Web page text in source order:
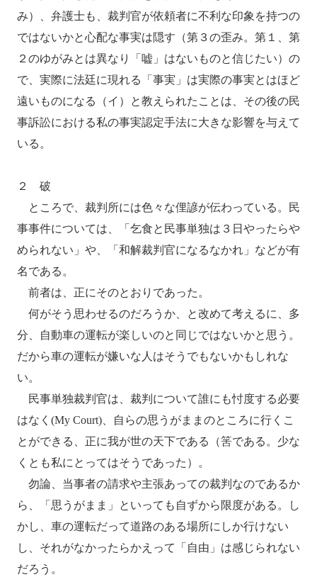
み）、弁護士も、裁判官が依頼者に不利な印象を持つの
ではないかと心配な事実は隠す（第３の歪み。第１、第
２のゆがみとは異なり「嘘」はないものと信じたい）の
で、実際に法廷に現れる「事実」は実際の事実とはほど
遠いものになる（イ）と教えられたことは、その後の民
事訴訟における私の事実認定手法に大きな影響を与えて
いる。
２ 破
ところで、裁判所には色々な俚諺が伝わっている。民
事事件については、「乞食と民事単独は３日やったらや
められない」や、「和解裁判官になるなかれ」などが有
名である。
前者は、正にそのとおりであった。
何がそう思わせるのだろうか、と改めて考えるに、多
分、自動車の運転が楽しいのと同じではないかと思う。
だから車の運転が嫌いな人はそうでもないかもしれな
い。
民事単独裁判官は、裁判について誰にも忖度する必要
はなく(My Court)、自らの思うがままのところに行くこ
とができる、正に我が世の天下である（筈である。少な
くとも私にとってはそうであった）。
勿論、当事者の請求や主張あっての裁判なのであるか
ら、「思うがまま」といっても自ずから限度がある。し
かし、車の運転だって道路のある場所にしか行けない
し、それがなかったらかえって「自由」は感じられない
だろう。